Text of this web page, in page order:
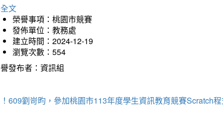
文
榮譽事項：桃園市競賽
發佈單位：教務處
建立時間：2024-12-19
瀏覽次數：554
發布者：資訊組
609劉岢昀，參加桃園市113年度學生資訊教育競賽Scratch